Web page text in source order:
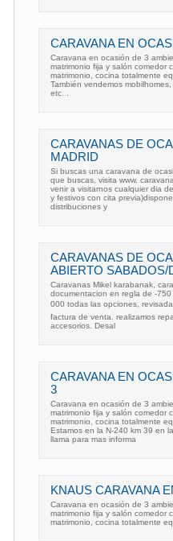
CARAVANA EN
Caravana en ocasión de 3
matrimonio fija y salón comedor
matrimonio, cocina totalmente
También vendemos
etc. .
CARAVANAS DE
MADRID
Si buscas una caravana de
que buscas, visita www.
venir a visitarnos cualquier dia
y festivos con cita
distribuciones y
CARAVANAS DE
ABIERTO SABADOS/
Caravanas Mikel karabanak,
documentacion en regla de -750
000 todas las opciones,
factura de venta. realizamos
accesorios. Desal
CARAVANA EN
3
Caravana en ocasión de 3
matrimonio fija y salón comedor
matrimonio, cocina totalmente
Estamos en la N-240 km 39 en
llama para mas informa
KNAUS CARAVANA
Caravana en ocasión de 3
matrimonio fija y salón comedor
matrimonio, cocina totalmente